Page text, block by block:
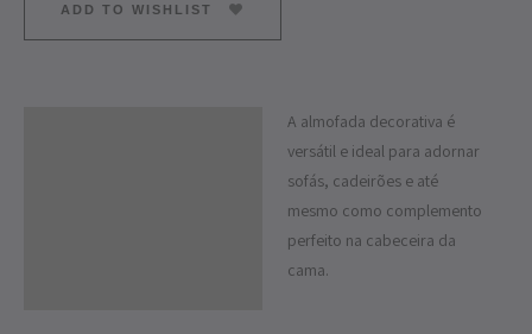
ADD TO WISHLIST
A almofada decorativa é
versátil e ideal para adornar
sofás, cadeirões e até
mesmo como complemento
perfeito na cabeceira da
cama.